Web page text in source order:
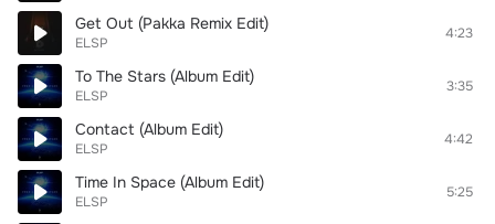
Get Out (Pakka Remix Edit)
ELSP
4:23
To The Stars (Album Edit)
ELSP
3:35
Contact (Album Edit)
ELSP
4:42
Time In Space (Album Edit)
ELSP
5:25